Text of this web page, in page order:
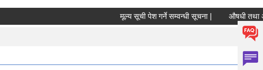
मूल्य सूची पेश गर्ने सम्वन्धी सूचना | औषधी तथा